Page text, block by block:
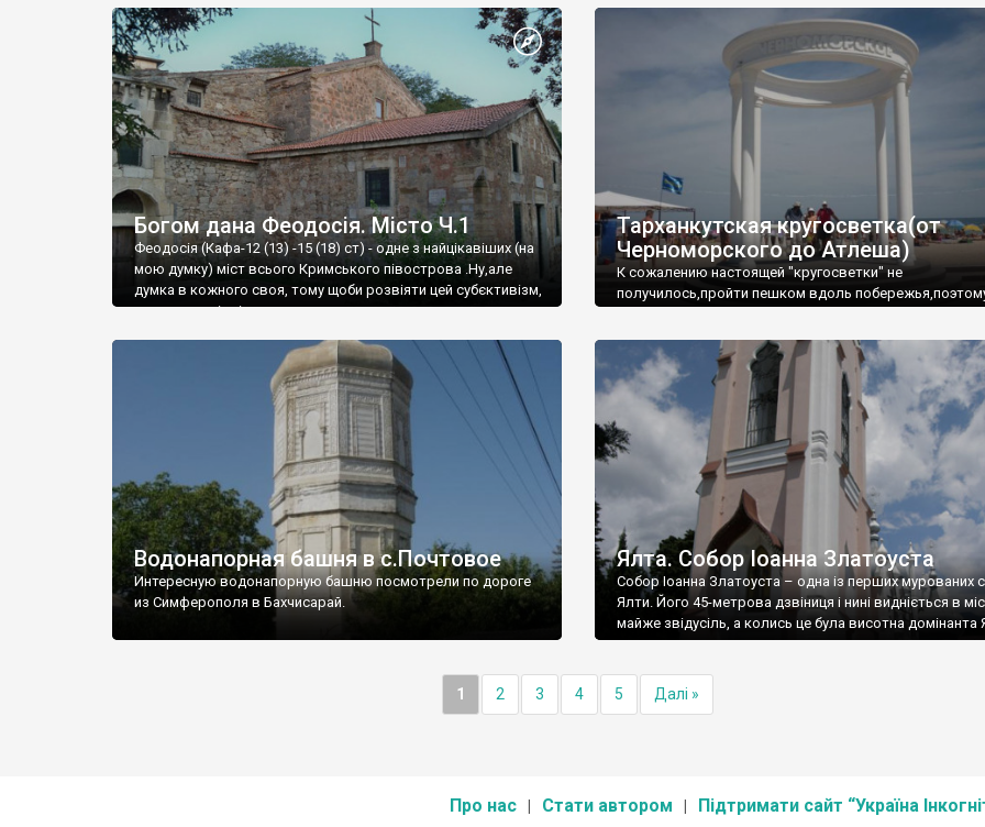
Богом дана Феодосія. Місто Ч.1
Феодосія (Кафа-12 (13) -15 (18) ст) - одне з найцікавіших (на
мою думку) міст всього Кримського півострова .Ну,але
думка в кожного своя, тому щоби розвіяти цей субєктивізм,
запрошую відвідати це
Тарханкутская кругосветка(от
Черноморского до Атлеша)
К сожалению настоящей "кругосветки" не
получилось,пройти пешком вдоль
Водонапорная башня в с.Почтовое
Интересную водонапорную башню посмотрели по дороге
из Симферополя в Бахчисарай.
Ялта. Собор Іоанна Златоуста
Собор Іоанна Златоуста – одна із перших мурованих
Ялти. Його 45-метрова дзвіниця і нині видніється в
майже звідусіль, а колись це була висотна домінанта
1 2 3 4 5 Далі »
Про нас Стати автором Підтримати сайт “Україна